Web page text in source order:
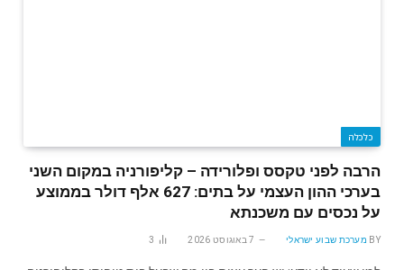
כלכלה
הרבה לפני טקסס ופלורידה – קליפורניה במקום השני
בערכי ההון העצמי על בתים: 627 אלף דולר בממוצע
על נכסים עם משכנתא
BY מערכת שבוע ישראלי 7 באוגוסט 2026 3